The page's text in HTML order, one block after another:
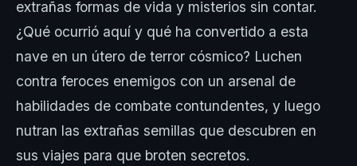
extrañas formas de vida y misterios sin contar.
¿Qué ocurrió aquí y qué ha convertido a esta
nave en un útero de terror cósmico? Luchen
contra feroces enemigos con un arsenal de
habilidades de combate contundentes, y luego
nutran las extrañas semillas que descubren en
sus viajes para que broten secretos.